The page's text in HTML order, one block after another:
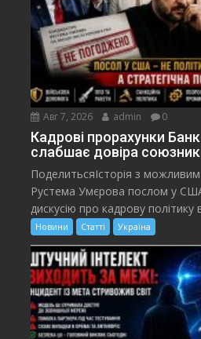
Авг 7, 2026 admin 0
Кадрові прорахунки
слабшає довіра
ПоделитьсяІсторія з
Рустема Умєрова послом у
дискусію про кадрову політику
Новини Статті Україна